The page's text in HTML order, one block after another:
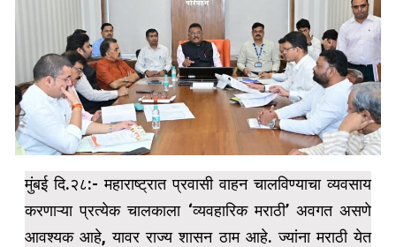
मुंबई दि.२८:- महाराष्ट्रात प्रवासी वाहन चालविण्याचा व्यवसाय
करणाऱ्या प्रत्येक चालकाला ‘व्यवहारिक मराठी’ अवगत असणे
आवश्यक आहे, यावर राज्य शासन ठाम आहे. ज्यांना मराठी येत